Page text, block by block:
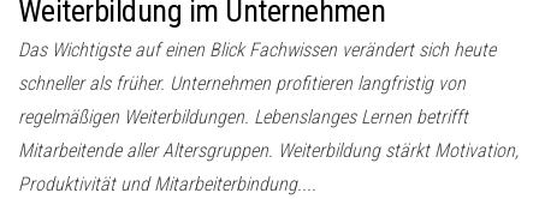
Weiterbildung im Unternehmen
Das Wichtigste auf einen Blick Fachwissen verändert sich heute
schneller als früher. Unternehmen profitieren langfristig von
regelmäßigen Weiterbildungen. Lebenslanges Lernen betrifft
Mitarbeitende aller Altersgruppen. Weiterbildung stärkt Motivation,
Produktivität und Mitarbeiterbindung....